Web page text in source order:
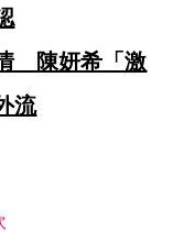
陳妍希「激
流